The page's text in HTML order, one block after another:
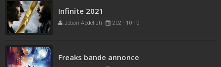
Infinite 2021
Jebari Abdellah 2021-10-10
Freaks bande annonce